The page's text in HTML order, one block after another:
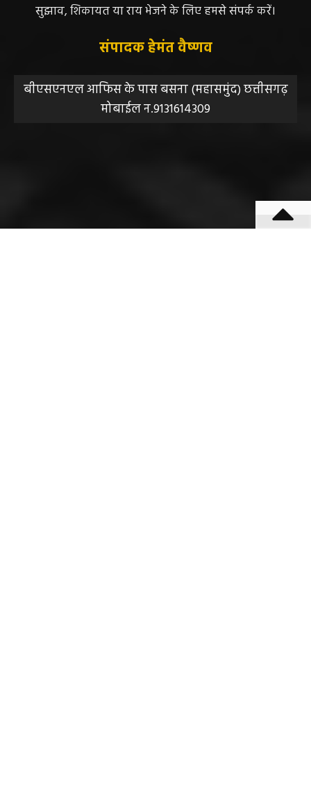
सुझाव, शिकायत या राय भेजने के लिए हमसे संपर्क करें।
संपादक हेमंत वैष्णव
बीएसएनएल आफिस के पास बसना (महासमुंद) छत्तीसगढ़
मोबाईल न.9131614309